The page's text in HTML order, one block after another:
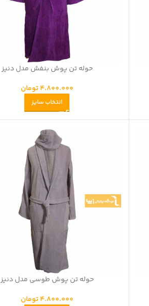
حوله تن پوش بنفش مدل دنیز
4.800.000تومان
انتخاب سایز
حوله تن پوش طوسی مدل دنیز
4.800.000تومان